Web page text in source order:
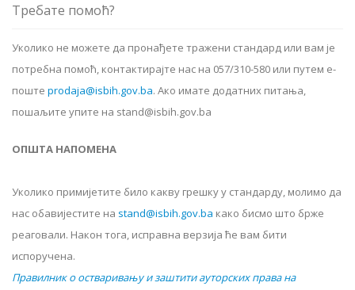
Требате помоћ?
Уколико не можете да пронађете тражени стандард или вам је
потребна помоћ, контактирајте нас на 057/310-580 или путем е-
поште prodaja@isbih.gov.ba. Ако имате додатних питања,
пошаљите упите на stand@isbih.gov.ba
ОПШТА НАПОМЕНА
Уколико примијетите било какву грешку у стандарду, молимо да
нас обавијестите на stand@isbih.gov.ba како бисмо што брже
реаговали. Након тога, исправна верзија ће вам бити
испоручена.
Правилник о остваривању и заштити ауторских права на